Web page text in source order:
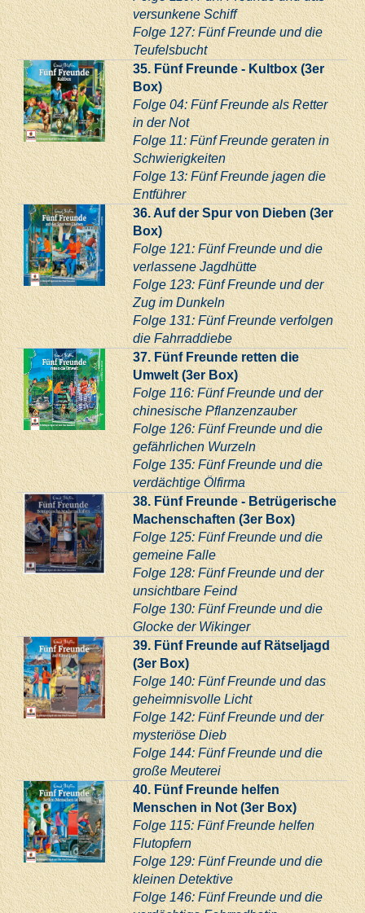
versunkene Schiff
Folge 127: Fünf Freunde und die
Teufelsbucht
35. Fünf Freunde - Kultbox (3er
Box)
Folge 04: Fünf Freunde als Retter
in der Not
Folge 11: Fünf Freunde geraten in
Schwierigkeiten
Folge 13: Fünf Freunde jagen die
Entführer
36. Auf der Spur von Dieben (3er
Box)
Folge 121: Fünf Freunde und die
verlassene Jagdhütte
Folge 123: Fünf Freunde und der
Zug im Dunkeln
Folge 131: Fünf Freunde verfolgen
die Fahrraddiebe
37. Fünf Freunde retten die
Umwelt (3er Box)
Folge 116: Fünf Freunde und der
chinesische Pflanzenzauber
Folge 126: Fünf Freunde und die
gefährlichen Wurzeln
Folge 135: Fünf Freunde und die
verdächtige Ölfirma
38. Fünf Freunde - Betrügerische
Machenschaften (3er Box)
Folge 125: Fünf Freunde und die
gemeine Falle
Folge 128: Fünf Freunde und der
unsichtbare Feind
Folge 130: Fünf Freunde und die
Glocke der Wikinger
39. Fünf Freunde auf Rätseljagd
(3er Box)
Folge 140: Fünf Freunde und das
geheimnisvolle Licht
Folge 142: Fünf Freunde und der
mysteriöse Dieb
Folge 144: Fünf Freunde und die
große Meuterei
40. Fünf Freunde helfen
Menschen in Not (3er Box)
Folge 115: Fünf Freunde helfen
Flutopfern
Folge 129: Fünf Freunde und die
kleinen Detektive
Folge 146: Fünf Freunde und die